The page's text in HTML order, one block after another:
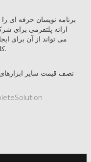
ارائه پلتفرمی
می تواند از آن برای
کار می کند، در عرض چند دقیقه استفاده کند.
نصف قیمت سایر